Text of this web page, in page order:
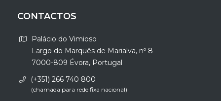
CONTACTOS
Palácio do Vimioso
Largo do Marquês de Marialva, nº 8
7000-809 Évora, Portugal
(+351) 266 740 800
(chamada para rede fixa nacional)